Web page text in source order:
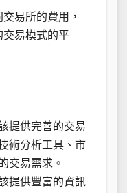
易所的費用，
交易模式的平
提供完善的交易
術分析工具、市
交易需求。
提供豐富的資訊